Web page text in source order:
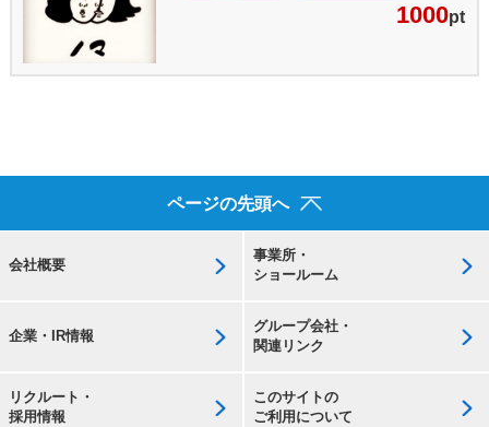
1000pt
ページの先頭へ
会社概要
事業所・
ショールーム
企業・IR情報
グループ会社・
関連リンク
リクルート・
採用情報
このサイトの
ご利用について